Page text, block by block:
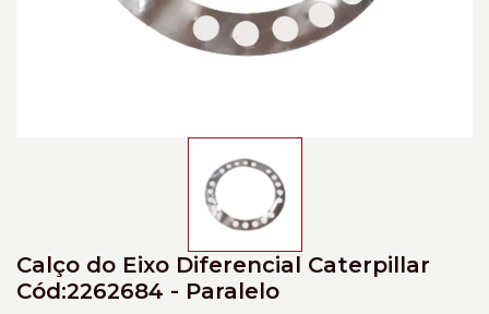
Calço do Eixo Diferencial Caterpillar
Cód:2262684 - Paralelo